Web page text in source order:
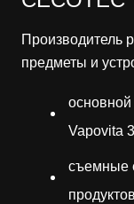
Производитель
предметы и
Vapovita
съемные